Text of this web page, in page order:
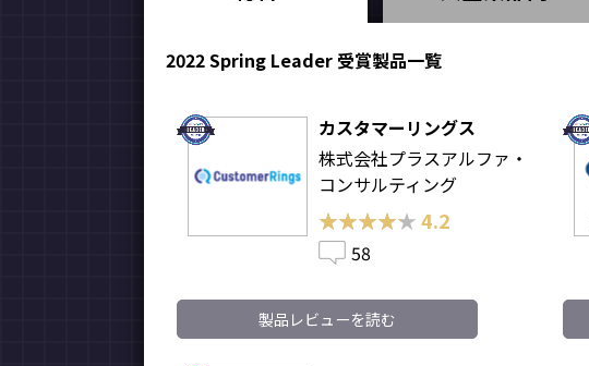
2022 Spring Leader 受賞製品一覧
カスタマーリングス
株式会社プラスアルファ・
コンサルティング
★★★★★
★★★★★4.2
58
製品レビューを読む